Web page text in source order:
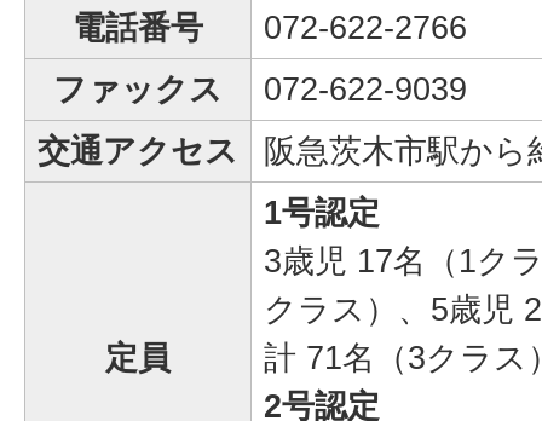
電話番号
072-622-2766
ファックス
072-622-9039
交通アクセス
阪急茨木市駅から
定員
1号認定
3歳児 17名（1ク
クラス）、5歳児
計 71名（3クラス
2号認定